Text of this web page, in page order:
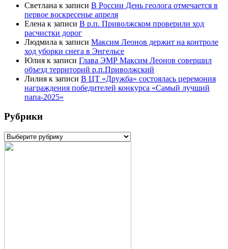
Светлана к записи В России День геолога отмечается в
первое воскресенье апреля
Елена к записи В р.п. Приволжском проверили ход
расчистки дорог
Людмила к записи Максим Леонов держит на контроле
ход уборки снега в Энгельсе
Юлия к записи Глава ЭМР Максим Леонов совершил
объезд территорий р.п.Приволжский
Лилия к записи В ЦТ «Дружба» состоялась церемония
награждения победителей конкурса «Самый лучший
папа-2025»
Рубрики
Рубрики